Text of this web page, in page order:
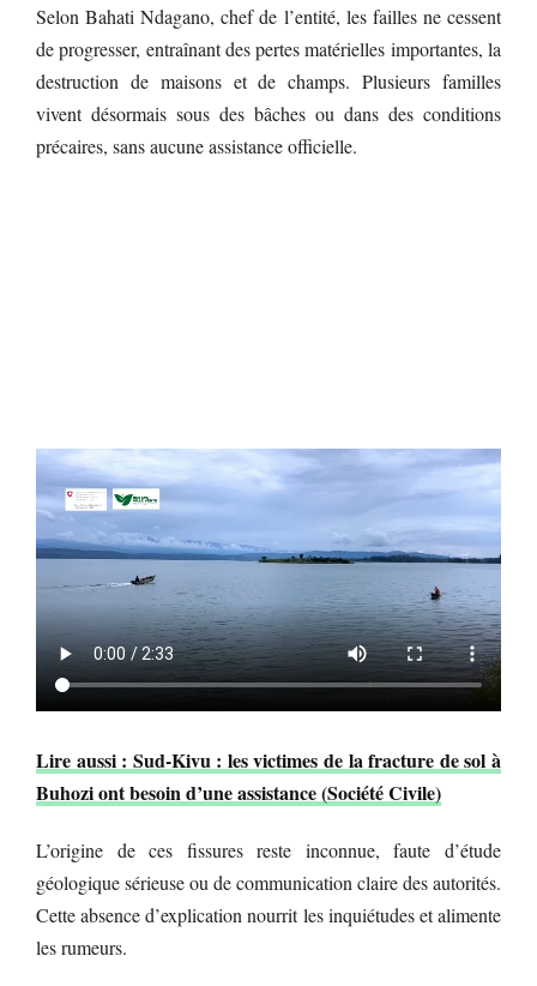
Selon Bahati Ndagano, chef de l’entité, les failles ne cessent
de progresser, entraînant des pertes matérielles importantes, la
destruction de maisons et de champs. Plusieurs familles
vivent désormais sous des bâches ou dans des conditions
précaires, sans aucune assistance officielle.
Lire aussi : Sud-Kivu : les victimes de la fracture de sol à
Buhozi ont besoin d’une assistance (Société Civile)
L’origine de ces fissures reste inconnue, faute d’étude
géologique sérieuse ou de communication claire des autorités.
Cette absence d’explication nourrit les inquiétudes et alimente
les rumeurs.